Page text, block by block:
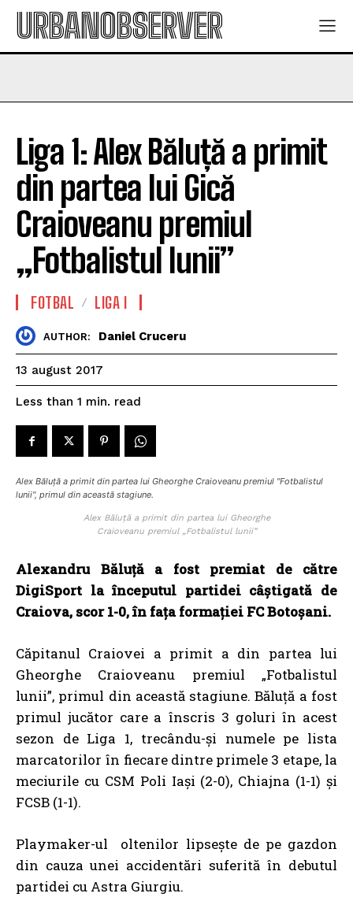
URBANOBSERVER
Liga 1: Alex Băluță a primit
din partea lui Gică
Craioveanu premiul
„Fotbalistul lunii”
FOTBAL LIGA I
AUTHOR: Daniel Cruceru
13 august 2017
Less than 1 min. read
Alex Băluță a primit din partea lui Gheorghe Craioveanu premiul "Fotbalistul
lunii", primul din această stagiune.
Alex Băluță a primit din partea lui Gheorghe
Craioveanu premiul „Fotbalistul lunii”
Alexandru Băluță a fost premiat de către
DigiSport la începutul partidei câștigată de
Craiova, scor 1-0, în fața formației FC Botoșani.
Căpitanul Craiovei a primit a din partea lui
Gheorghe Craioveanu premiul „Fotbalistul
lunii”, primul din această stagiune. Băluță a fost
primul jucător care a înscris 3 goluri în acest
sezon de Liga 1, trecându-și numele pe lista
marcatorilor în fiecare dintre primele 3 etape, la
meciurile cu CSM Poli Iași (2-0), Chiajna (1-1) și
FCSB (1-1).
Playmaker-ul oltenilor lipsește de pe gazdon
din cauza unei accidentări suferită în debutul
partidei cu Astra Giurgiu.